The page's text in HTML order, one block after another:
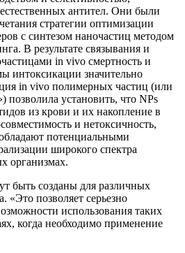
антител. Они были
стратегии оптимизации
с синтезом наночастиц методом
В результате связывания и
in vivo смертность и
интоксикации значительно
in vivo полимерных частиц (или
позволила установить, что NPs
из крови и их накопление в
и нетоксичность,
потенциальными
широкого спектра
организмах.
быть созданы для различных
позволяет серьезно
использования таких
когда необходимо применение